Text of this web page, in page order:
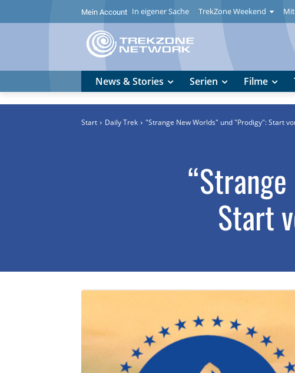
Mein Account In eigener Sache TrekZone Weekend
News & Stories Serien Filme
Start Daily Trek "Strange New Worlds" und "Prodigy": Start
Start